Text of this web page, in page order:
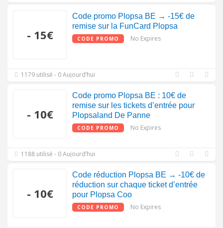
- 15€
Code promo Plopsa BE → -15€ de
remise sur la FunCard Plopsa
CODE PROMO No Expires
1179 utilisé - 0 Aujourd’hui
- 10€
Code promo Plopsa BE : 10€ de
remise sur les tickets d’entrée pour
Plopsaland De Panne
CODE PROMO No Expires
1188 utilisé - 0 Aujourd’hui
- 10€
Code réduction Plopsa BE → -10€ de
réduction sur chaque ticket d’entrée
pour Plopsa Coo
CODE PROMO No Expires